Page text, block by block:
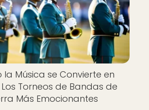
Música se Convierte en
Torneos de Bandas de
Más Emocionantes